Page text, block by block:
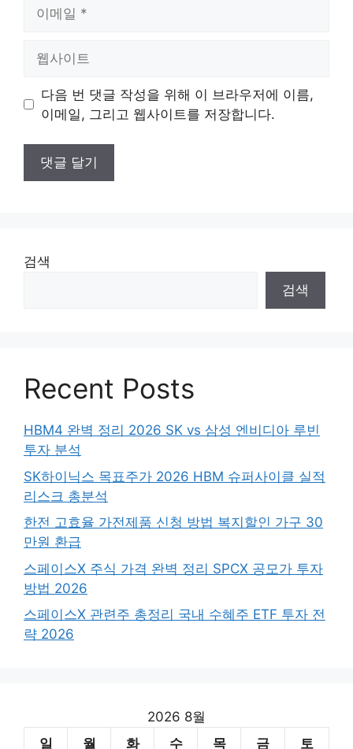
트
다음 번 댓글 작성을 위해 이 브라우저에 이름,
이메일, 그리고 웹사이트를 저장합니다.
검색
검색
Recent Posts
HBM4 완벽 정리 2026 SK vs 삼성 엔비디아 루빈
투자 분석
SK하이닉스 목표주가 2026 HBM 슈퍼사이클 실적
리스크 총분석
한전 고효율 가전제품 신청 방법 복지할인 가구 30
만원 환급
스페이스X 주식 가격 완벽 정리 SPCX 공모가 투자
방법 2026
스페이스X 관련주 총정리 국내 수혜주 ETF 투자 전
략 2026
2026 8월
일
월 화 수 목 금 토